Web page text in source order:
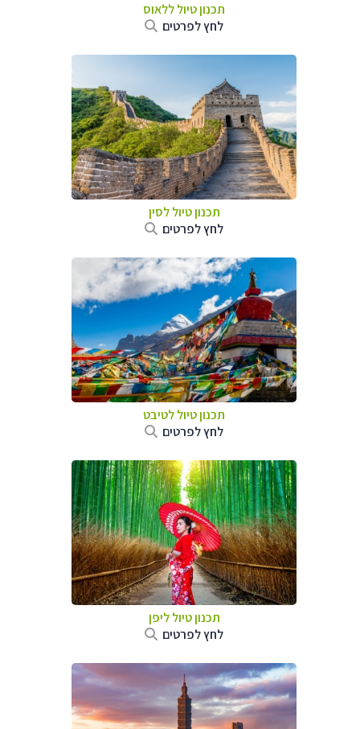
תכנון טיולללאוס
לחץ לפרטים
תכנון טיוללסין
לחץ לפרטים
תכנון טיוללטיבט
לחץ לפרטים
תכנון טיולליפן
לחץ לפרטים